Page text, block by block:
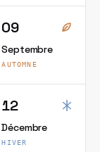
09
Septembre
AUTOMNE
12
Décembre
HIVER